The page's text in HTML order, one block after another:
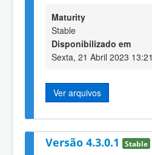
Maturity
Stable
Disponibilizado em
Sexta, 21 Abril 2023 13:21
Ver arquivos
Versão 4.3.0.1 Stable